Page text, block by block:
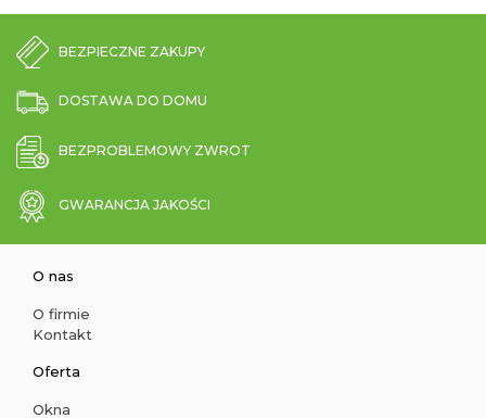
BEZPIECZNE ZAKUPY
DOSTAWA DO DOMU
BEZPROBLEMOWY ZWROT
GWARANCJA JAKOŚCI
O nas
O firmie
Kontakt
Oferta
Okna